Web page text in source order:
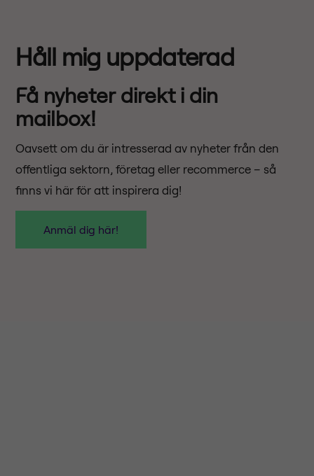
Håll mig uppdaterad
Få nyheter direkt i din
mailbox!
Oavsett om du är intresserad av nyheter från den
offentliga sektorn, företag eller recommerce – så
finns vi här för att inspirera dig!
Anmäl dig här!